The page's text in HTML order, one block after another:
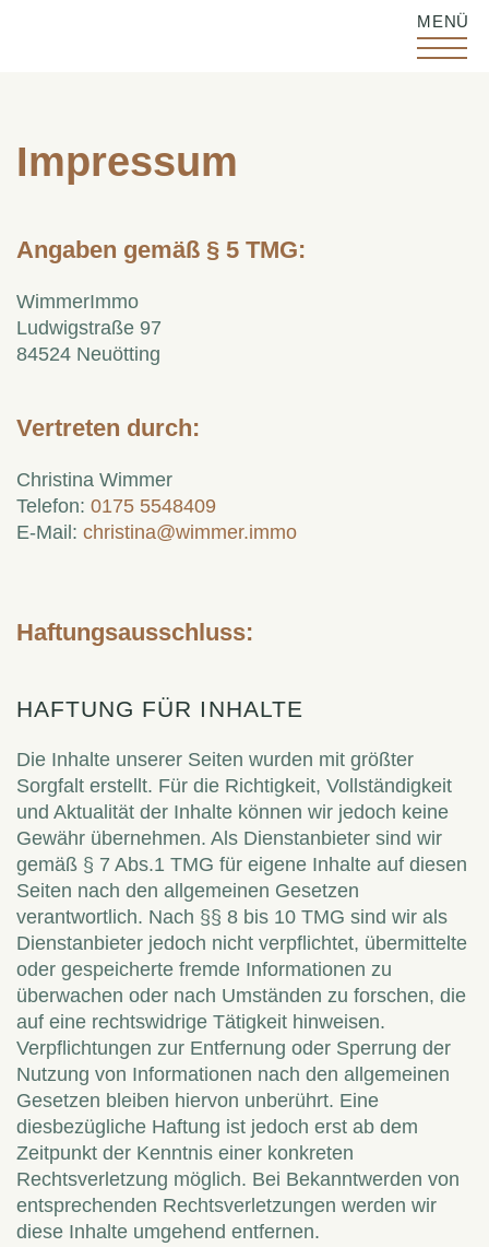
MENÜ
Impressum
Angaben gemäß § 5 TMG:​
WimmerImmo
Ludwigstraße 97
84524 Neuötting
Vertreten durch:
Christina Wimmer
Telefon: 0175 5548409
E-Mail: christina@wimmer.immo
Haftungsausschluss:
HAFTUNG FÜR INHALTE
Die Inhalte unserer Seiten wurden mit größter
Sorgfalt erstellt. Für die Richtigkeit, Vollständigkeit
und Aktualität der Inhalte können wir jedoch keine
Gewähr übernehmen. Als Dienstanbieter sind wir
gemäß § 7 Abs.1 TMG für eigene Inhalte auf diesen
Seiten nach den allgemeinen Gesetzen
verantwortlich. Nach §§ 8 bis 10 TMG sind wir als
Dienstanbieter jedoch nicht verpflichtet, übermittelte
oder gespeicherte fremde Informationen zu
überwachen oder nach Umständen zu forschen, die
auf eine rechtswidrige Tätigkeit hinweisen.
Verpflichtungen zur Entfernung oder Sperrung der
Nutzung von Informationen nach den allgemeinen
Gesetzen bleiben hiervon unberührt. Eine
diesbezügliche Haftung ist jedoch erst ab dem
Zeitpunkt der Kenntnis einer konkreten
Rechtsverletzung möglich. Bei Bekanntwerden von
entsprechenden Rechtsverletzungen werden wir
diese Inhalte umgehend entfernen.